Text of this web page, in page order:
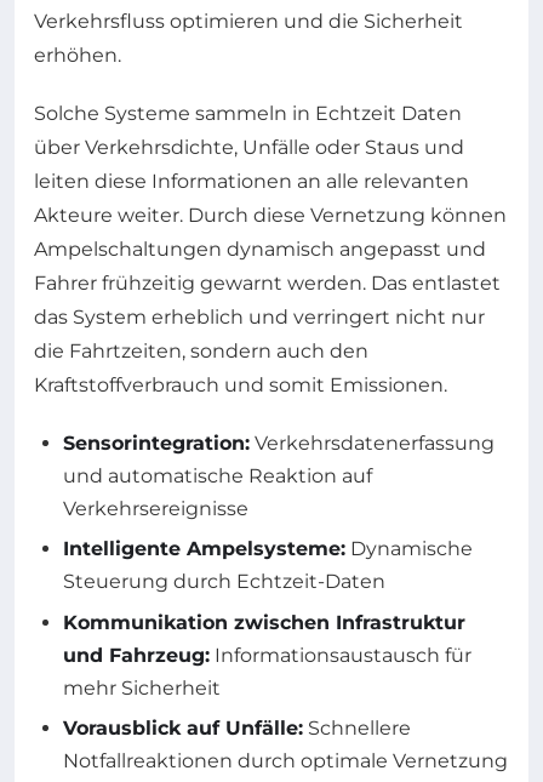
Verkehrsfluss optimieren und die Sicherheit
erhöhen.
Solche Systeme sammeln in Echtzeit Daten
über Verkehrsdichte, Unfälle oder Staus und
leiten diese Informationen an alle relevanten
Akteure weiter. Durch diese Vernetzung können
Ampelschaltungen dynamisch angepasst und
Fahrer frühzeitig gewarnt werden. Das entlastet
das System erheblich und verringert nicht nur
die Fahrtzeiten, sondern auch den
Kraftstoffverbrauch und somit Emissionen.
Sensorintegration: Verkehrsdatenerfassung
und automatische Reaktion auf
Verkehrsereignisse
Intelligente Ampelsysteme: Dynamische
Steuerung durch Echtzeit-Daten
Kommunikation zwischen Infrastruktur
und Fahrzeug: Informationsaustausch für
mehr Sicherheit
Vorausblick auf Unfälle: Schnellere
Notfallreaktionen durch optimale Vernetzung